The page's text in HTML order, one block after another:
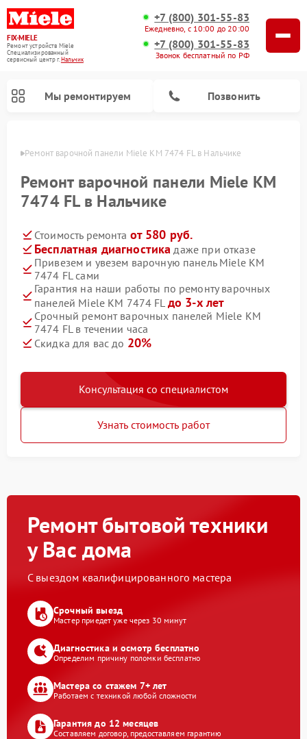
FIX-MIELE
Ремонт устройств Miele
Специализированный
cервисный центр г.Нальчик
+7 (800) 301-55-83
Ежедневно, с 10:00 до 20:00
+7 (800) 301-55-83
Звонок бесплатный по РФ
Мы ремонтируем Позвонить
Ремонт варочной панели Miele KM 7474 FL в Нальчике
Ремонт варочной панели Miele KM
7474 FL в Нальчике
Стоимость ремонта от 580 руб.
Бесплатная диагностика даже при отказе
Привезем и увезем варочную панель Miele KM
7474 FL сами
Гарантия на наши работы по ремонту варочных
панелей Miele KM 7474 FL до 3-х лет
Срочный ремонт варочных панелей Miele KM
7474 FL в течении часа
Скидка для вас до 20%
Консультация со специалистом
Узнать стоимость работ
Ремонт бытовой техники
у Вас дома
С выездом квалифицированного мастера
Срочный выезд
Мастер приедет уже через 30 минут
Диагностика и осмотр бесплатно
Определим причину поломки бесплатно
Мастера со стажем 7+ лет
Работаем с техникой любой сложности
Гарантия до 12 месяцев
Составляем договор, предоставляем гарантию